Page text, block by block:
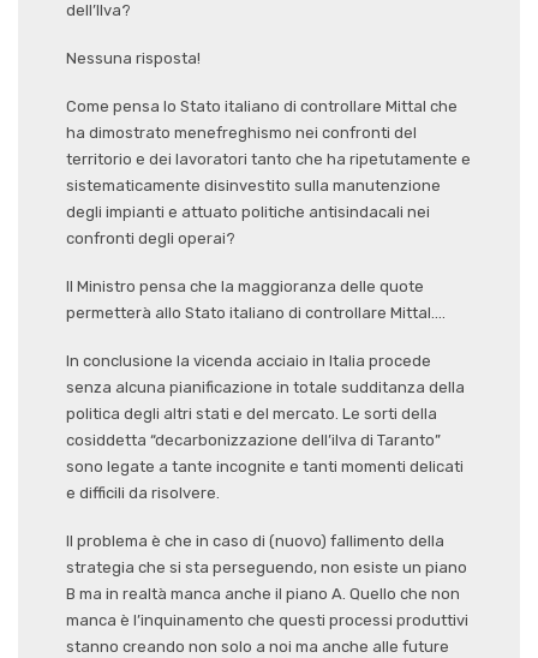
dell’Ilva?
Nessuna risposta!
Come pensa lo Stato italiano di controllare Mittal che
ha dimostrato menefreghismo nei confronti del
territorio e dei lavoratori tanto che ha ripetutamente e
sistematicamente disinvestito sulla manutenzione
degli impianti e attuato politiche antisindacali nei
confronti degli operai?
Il Ministro pensa che la maggioranza delle quote
permetterà allo Stato italiano di controllare Mittal….
In conclusione la vicenda acciaio in Italia procede
senza alcuna pianificazione in totale sudditanza della
politica degli altri stati e del mercato. Le sorti della
cosiddetta “decarbonizzazione dell’ilva di Taranto”
sono legate a tante incognite e tanti momenti delicati
e difficili da risolvere.
Il problema è che in caso di (nuovo) fallimento della
strategia che si sta perseguendo, non esiste un piano
B ma in realtà manca anche il piano A. Quello che non
manca è l’inquinamento che questi processi produttivi
stanno creando non solo a noi ma anche alle future